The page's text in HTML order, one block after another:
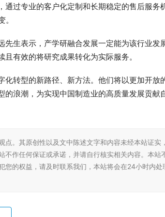
生表示，产学研融合发展一定能为该行业发展
转型的新路径、新方法。他们将以更加开放的
。其原创性以及文中陈述文字和内容未经本站证实，
的权益，请及时联系我们，本站将会在24小时内处理